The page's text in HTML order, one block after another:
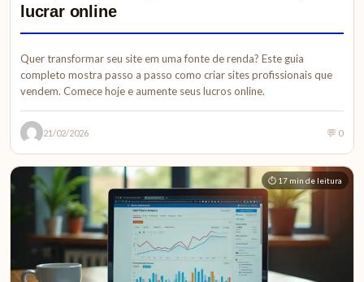
lucrar online
Quer transformar seu site em uma fonte de renda? Este guia
completo mostra passo a passo como criar sites profissionais que
vendem. Comece hoje e aumente seus lucros online.
21/02/2026 💬 0
⏱ 17 min de leitura